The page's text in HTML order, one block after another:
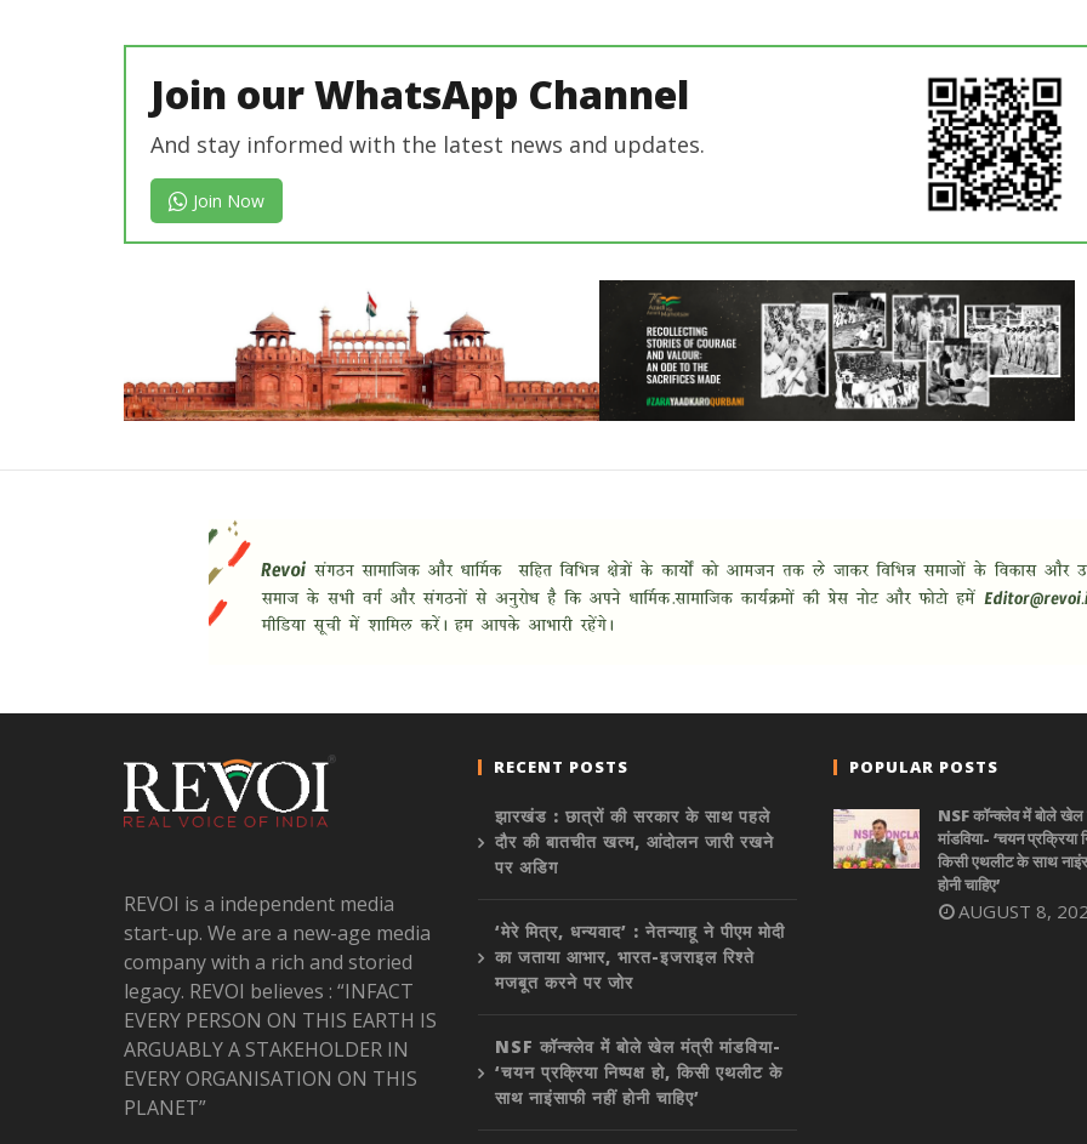
Join our WhatsApp Channel
And stay informed with the latest news and updates.
Join Now
REVOI is a independent media
start-up. We are a new-age media
company with a rich and storied
legacy. REVOI believes : “INFACT
EVERY PERSON ON THIS EARTH IS
ARGUABLY A STAKEHOLDER IN
EVERY ORGANISATION ON THIS
PLANET”
RECENT POSTS
झारखंड : छात्रों की सरकार के साथ पहले
दौर की बातचीत खत्म, आंदोलन जारी रखने
पर अडिग
‘मेरे मित्र, धन्यवाद’ : नेतन्याहू ने पीएम मोदी
का जताया आभार, भारत-इजराइल रिश्ते
मजबूत करने पर जोर
NSF कॉन्क्लेव में बोले खेल मंत्री मांडविया-
‘चयन प्रक्रिया निष्पक्ष हो, किसी एथलीट के
साथ नाइंसाफी नहीं होनी चाहिए’
POPULAR POSTS
NSF कॉन्क्लेव में बोले खेल
मांडविया- ‘चयन प्रक्रिया
किसी एथलीट के साथ
होनी चाहिए’
AUGUST 8,